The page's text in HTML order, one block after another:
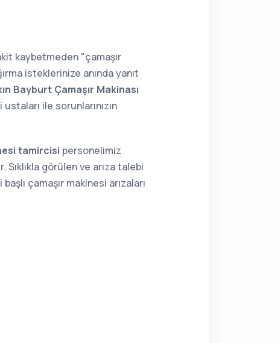
kaybetmeden "çamaşır
isteklerinize anında yanıt
Bayburt Çamaşır Makinası
ile sorunlarınızın
tamircisi personelimiz
görülen ve arıza talebi
çamaşır makinesi arızaları